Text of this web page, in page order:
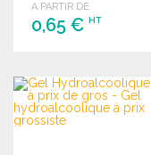
A PARTIR DE
0,65 € HT
Demander un devis